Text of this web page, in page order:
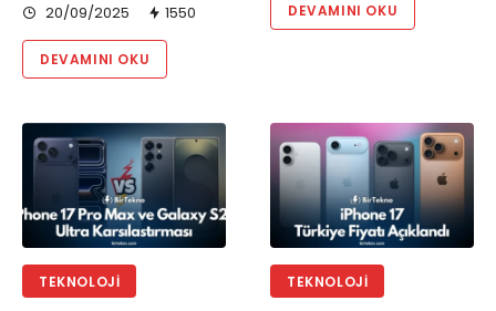
20/09/2025 1550
DEVAMINI OKU
DEVAMINI OKU
TEKNOLOJI TEKNOLOJI